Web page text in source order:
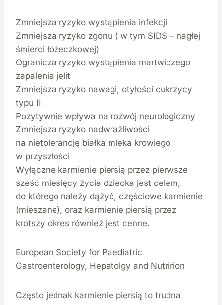
Zmniejsza ryzyko wystąpienia infekcji
Zmniejsza ryzyko zgonu ( w tym SIDS – nagłej
śmierci łóżeczkowej)
Ogranicza ryzyko wystąpienia martwiczego
zapalenia jelit
Zmniejsza ryzyko nawagi, otyłości cukrzycy
typu II
Pozytywnie wpływa na rozwój neurologiczny
Zmniejsza ryzyko nadwrażliwości
na nietolerancję białka mleka krowiego
w przyszłości
Wyłączne karmienie piersią przez pierwsze
sześć miesięcy życia dziecka jest celem,
do którego należy dążyć, częściowe karmienie
(mieszane), oraz karmienie piersią przez
krótszy okres również jest cenne.
European Society for Paediatric
Gastroenterology, Hepatolgy and Nutririon
Często jednak karmienie piersią to trudna